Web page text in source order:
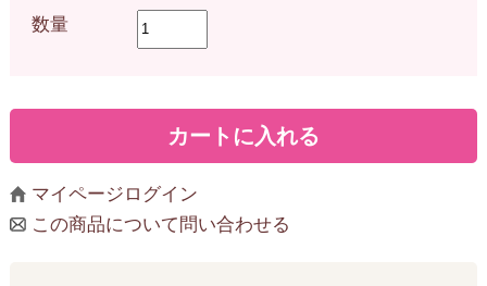
数量
マイページログイン
この商品について問い合わせる